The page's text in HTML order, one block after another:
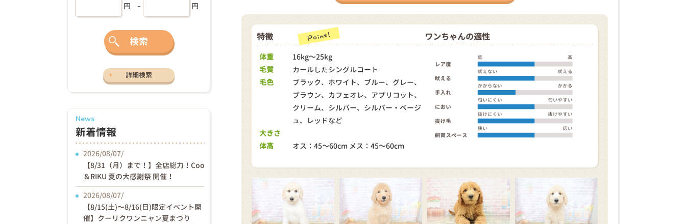
特徴
体重
16kg～25kg
毛質
カールしたシングルコート
毛色
ブラック、ホワイト、ブルー、グレー、
ブラウン、カフェオレ、アプリコット、
クリーム、シルバー、シルバー・ベージ
ュ、レッドなど
大きさ
体高
オス：45～60cm メス：45～60cm
ワンちゃんの適性
円 円
検索
詳細検索
News
新着情報
2026/08/07/
【8/31（月）まで！】全店総力！Coo
＆RIKU 夏の大感謝祭 開催！
2026/08/07/
【8/15(土)〜8/16(日)限定イベント開
催】クーリクワンニャン夏まつり